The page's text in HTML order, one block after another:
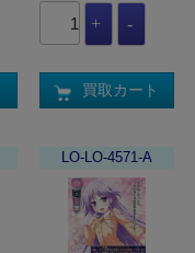
買取カート
LO-LO-4571-A